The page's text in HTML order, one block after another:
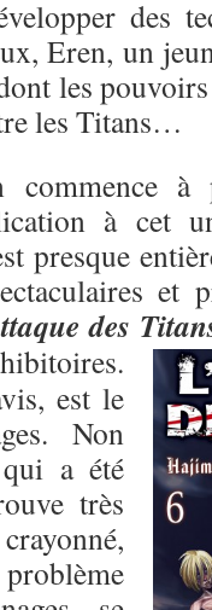
des
Eren, un
les
les Titans…
à
à cet
presque
et
des
est le
Non
a été
très